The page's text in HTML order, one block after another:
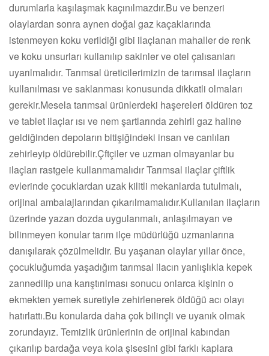
durumlarla kaşılaşmak kaçınılmazdır.Bu ve benzeri
olaylardan sonra aynen doğal gaz kaçaklarında
istenmeyen koku verildiği gibi ilaçlanan mahaller de renk
ve koku unsurları kullanılıp sakinler ve otel çalısanları
uyarılmalıdır. Tarımsal üreticilerimizin de tarımsal ilaçların
kullanılması ve saklanması konusunda dikkatli olmaları
gerekir.Mesela tarımsal ürünlerdeki haşereleri öldüren toz
ve tablet ilaçlar ısı ve nem şartlarında zehirli gaz haline
geldiğinden depoların bitişiğindeki insan ve canlıları
zehirleyip öldürebilir.Çftçiler ve uzman olmayanlar bu
ilaçları rastgele kullanmamalıdır Tarımsal ilaçlar çiftlik
evlerinde çocuklardan uzak kilitli mekanlarda tutulmalı,
orijinal ambalajlarından çıkarılmamalıdır.Kullanılan ilaçların
üzerinde yazan dozda uygulanmalı, anlaşılmayan ve
bilinmeyen konular tarım ilçe müdürlüğü uzmanlarına
danışılarak çözülmelidir. Bu yaşanan olaylar yıllar önce,
çocukluğumda yaşadığım tarımsal ilacın yanlışlıkla kepek
zannedilip una karıştırılması sonucu onlarca kişinin o
ekmekten yemek suretiyle zehirlenerek öldüğü acı olayı
hatırlattı.Bu konularda daha çok bilinçli ve uyanık olmak
zorundayız. Temizlik ürünlerinin de orijinal kabından
çıkarılıp bardağa veya kola şisesini gibi farklı kaplara